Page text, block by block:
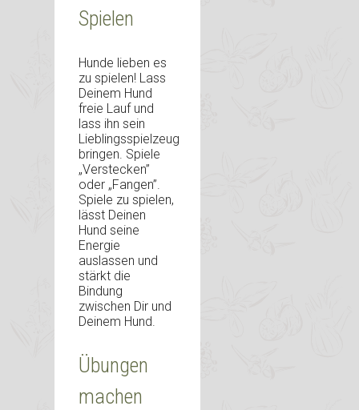
Spielen
Hunde lieben es
zu spielen! Lass
Deinem Hund
freie Lauf und
lass ihn sein
Lieblingsspielzeug
bringen. Spiele
„Verstecken”
oder „Fangen”.
Spiele zu spielen,
lässt Deinen
Hund seine
Energie
auslassen und
stärkt die
Bindung
zwischen Dir und
Deinem Hund.
Übungen
machen